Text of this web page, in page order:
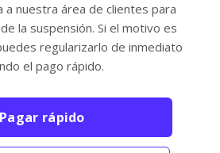
a nuestra área de clientes para
la suspensión. Si el motivo es
regularizarlo de inmediato
el pago rápido.
Pagar rápido